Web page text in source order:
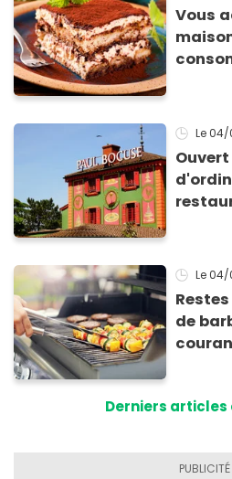
Vous
Le
Le
de
Derniers